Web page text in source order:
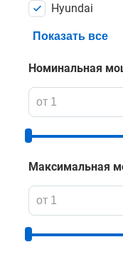
Hyundai
Показать все
Номинальная
Максимальная